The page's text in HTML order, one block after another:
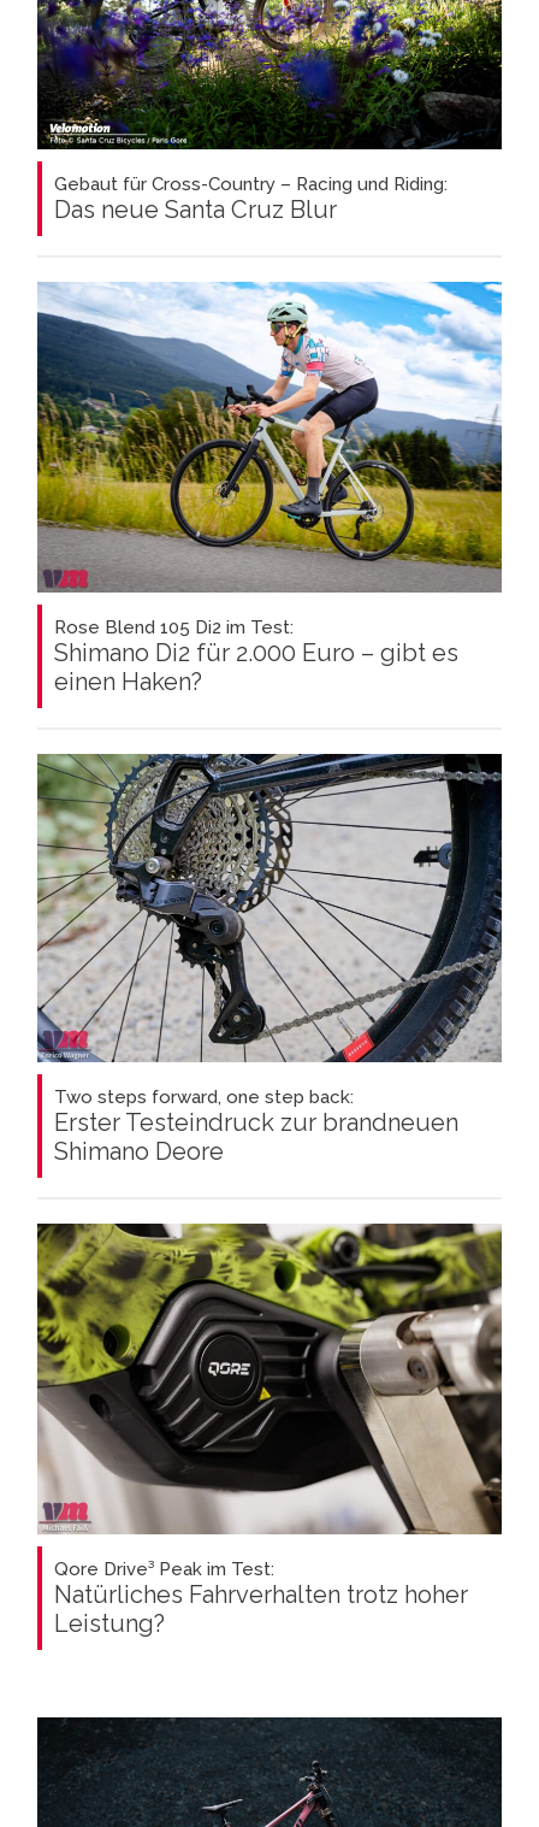
Gebaut für Cross-Country – Racing und Riding:
Das neue Santa Cruz Blur
Rose Blend 105 Di2 im Test:
Shimano Di2 für 2.000 Euro – gibt es
einen Haken?
Two steps forward, one step back:
Erster Testeindruck zur brandneuen
Shimano Deore
Qore Drive³ Peak im Test:
Natürliches Fahrverhalten trotz hoher
Leistung?